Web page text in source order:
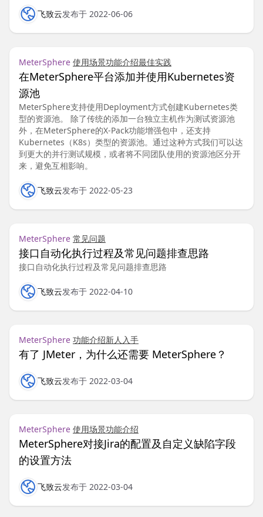
飞致云发布于 2022-06-06
MeterSphere 使用场景功能介绍最佳实践
在MeterSphere平台添加并使用Kubernetes资
源池
MeterSphere支持使用Deployment方式创建Kubernetes类
型的资源池。 除了传统的添加一台独立主机作为测试资源池
外，在MeterSphere的X-Pack功能增强包中，还支持
Kubernetes（K8s）类型的资源池。通过这种方式我们可以达
到更大的并行测试规模，或者将不同团队使用的资源池区分开
来，避免互相影响。
飞致云发布于 2022-05-23
MeterSphere 常见问题
接口自动化执行过程及常见问题排查思路
接口自动化执行过程及常见问题排查思路
飞致云发布于 2022-04-10
MeterSphere 功能介绍新人入手
有了 JMeter，为什么还需要 MeterSphere？
飞致云发布于 2022-03-04
MeterSphere 使用场景功能介绍
MeterSphere对接Jira的配置及自定义缺陷字段
的设置方法
飞致云发布于 2022-03-04